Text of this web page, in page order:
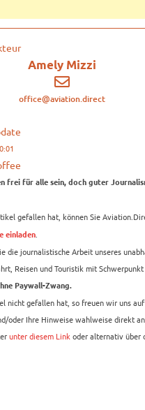
Amely Mizzi
office@aviation.direct
frei für alle sein, doch guter
gefallen hat, können Sie
einladen
die journalistische Arbeit unseres
Reisen und Touristik mit Schwerpunkt
Paywall-Zwang.
nicht gefallen hat, so freuen wir uns
oder Ihre Hinweise wahlweise direkt
unter diesem Link oder alternativ über